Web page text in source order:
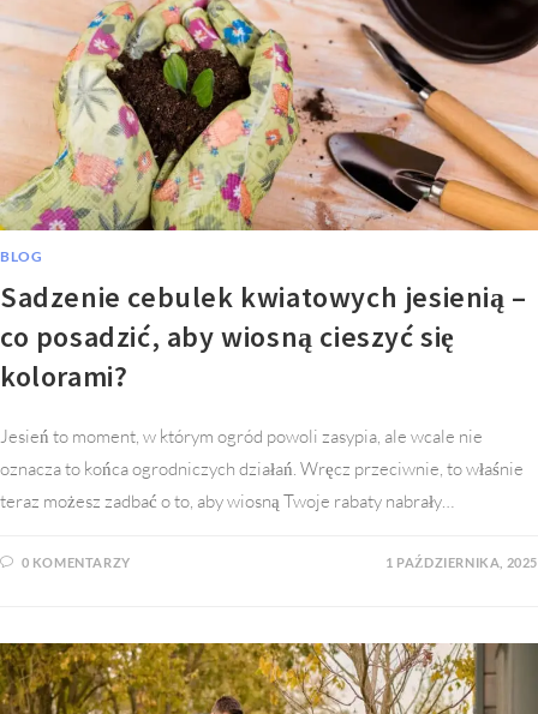
BLOG
Sadzenie cebulek kwiatowych jesienią –
co posadzić, aby wiosną cieszyć się
kolorami?
Jesień to moment, w którym ogród powoli zasypia, ale wcale nie
oznacza to końca ogrodniczych działań. Wręcz przeciwnie, to właśnie
teraz możesz zadbać o to, aby wiosną Twoje rabaty nabrały…
0 KOMENTARZY 1 PAŹDZIERNIKA, 2025